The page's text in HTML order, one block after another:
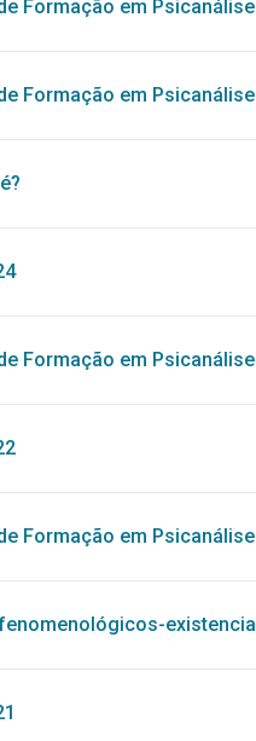
Formação em
Formação em
Formação em
Formação em